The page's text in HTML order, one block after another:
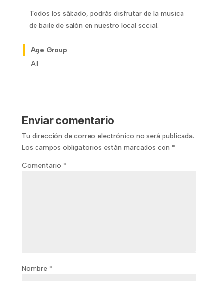
Todos los sábado, podrás disfrutar de la musica
de baile de salón en nuestro local social.
Age Group
All
Enviar comentario
Tu dirección de correo electrónico no será publicada.
Los campos obligatorios están marcados con *
Comentario *
Nombre *